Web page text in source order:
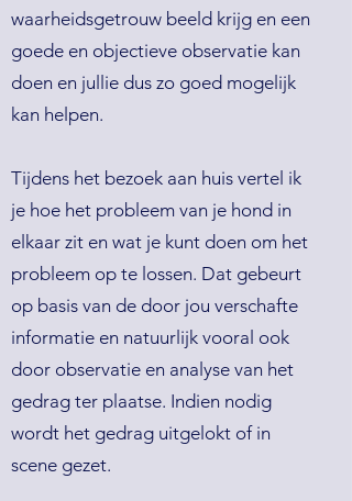
waarheidsgetrouw beeld krijg en een
goede en objectieve observatie kan
doen en jullie dus zo goed mogelijk
kan helpen.
Tijdens het bezoek aan huis vertel ik
je hoe het probleem van je hond in
elkaar zit en wat je kunt doen om het
probleem op te lossen. Dat gebeurt
op basis van de door jou verschafte
informatie en natuurlijk vooral ook
door observatie en analyse van het
gedrag ter plaatse. Indien nodig
wordt het gedrag uitgelokt of in
scene gezet.